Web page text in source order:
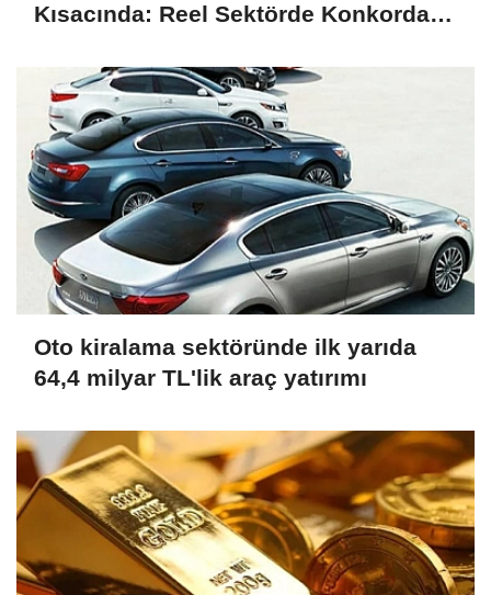
Kısacında: Reel Sektörde Konkordato
Oto kiralama sektöründe ilk yarıda
64,4 milyar TL'lik araç yatırımı